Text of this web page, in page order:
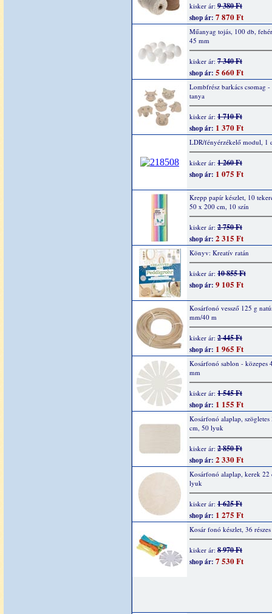
kisker ár: 9 380 Ft
shop ár: 7 870 Ft
Műanyag tojás, 100 db,
45 mm
kisker ár: 7 340 Ft
shop ár: 5 660 Ft
Lombfrész barkács csomag
tanya
kisker ár: 1 710 Ft
shop ár: 1 370 Ft
LDR/fényérzékelő modul, 1
kisker ár: 1 260 Ft
shop ár: 1 075 Ft
Krepp papír készlet, 10
50 x 200 cm, 10 szín
kisker ár: 2 750 Ft
shop ár: 2 315 Ft
Könyv: Kreatív ratán
kisker ár: 10 855 Ft
shop ár: 9 105 Ft
Kosárfonó vessző 125 g
mm/40 m
kisker ár: 2 445 Ft
shop ár: 1 965 Ft
Kosárfonó sablon - közepes
mm
kisker ár: 1 545 Ft
shop ár: 1 155 Ft
Kosárfonó alaplap,
cm, 50 lyuk
kisker ár: 2 850 Ft
shop ár: 2 330 Ft
Kosárfonó alaplap, kerek 22
lyuk
kisker ár: 1 625 Ft
shop ár: 1 275 Ft
Kosár fonó készlet, 36 részes
kisker ár: 8 970 Ft
shop ár: 7 530 Ft